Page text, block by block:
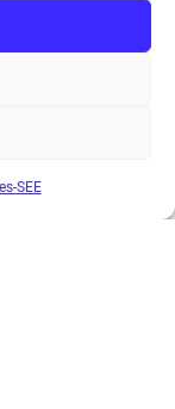
SEE
8 9